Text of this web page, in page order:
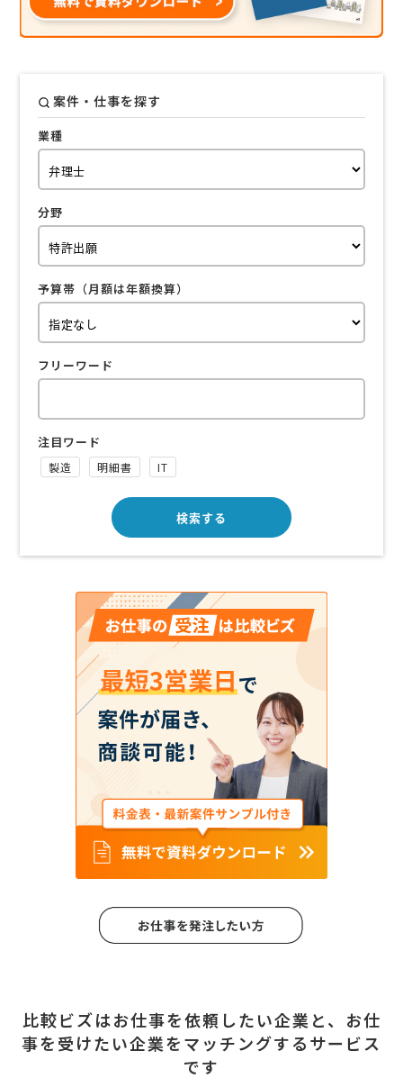
案件・仕事を探す
業種
分野
予算帯（月額は年額換算）
フリーワード
注目ワード
製造 明細書 IT
比較ビズはお仕事を依頼したい企業と、 お仕
事を受けたい企業をマッチングするサービス
です